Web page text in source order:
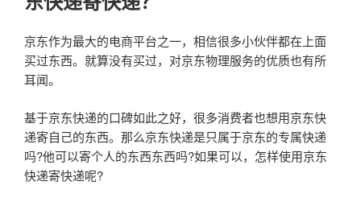
京东作为最大的电商平台之一，相信很多小伙伴都在上面
买过东西。就算没有买过，对京东物理服务的优质也有所
耳闻。
基于京东快递的口碑如此之好，很多消费者也想用京东快
递寄自己的东西。那么京东快递是只属于京东的专属快递
吗?他可以寄个人的东西东西吗?如果可以，怎样使用京东
快递寄快递呢?